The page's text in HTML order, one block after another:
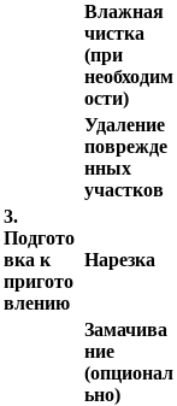
Влажная
чистка
(при
необходим
ости)
Удаление
поврежде
нных
участков
3.
Подгото
вка к
пригото
влению
Нарезка
Замачива
ние
(опционал
ьно)